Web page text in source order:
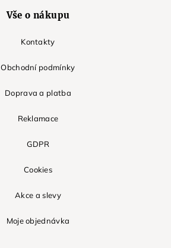
Vše o nákupu
Kontakty
Obchodní podmínky
Doprava a platba
Reklamace
GDPR
Cookies
Akce a slevy
Moje objednávka